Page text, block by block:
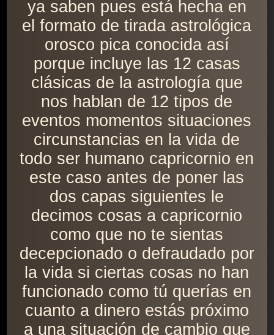
ya saben pues está hecha en
el formato de tirada astrológica
orosco pica conocida así
porque incluye las 12 casas
clásicas de la astrología que
nos hablan de 12 tipos de
eventos momentos situaciones
circunstancias en la vida de
todo ser humano capricornio en
este caso antes de poner las
dos capas siguientes le
decimos cosas a capricornio
como que no te sientas
decepcionado o defraudado por
la vida si ciertas cosas no han
funcionado como tú querías en
cuanto a dinero estás próximo
a una situación de cambio que